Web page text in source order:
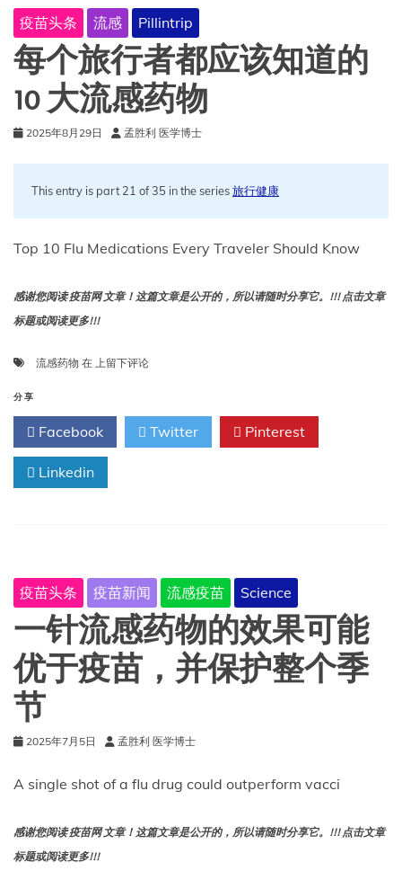
面
显
示
出
前
景
疫苗头条 流感 Pillintrip
每个旅行者都应该知道的
10 大流感药物
2025年8月29日 孟胜利 医学博士
This entry is part 21 of 35 in the series旅行健康
Top 10 Flu Medications Every Traveler Should Know
感谢您阅读 疫苗网 文章！这篇文章是公开的，所以请随时分享它。!!! 点击文章
标题或阅读更多!!!
流感药物 在 每
行
者
都
该
大
流
感
药
物
上留下评论
分享
Facebook Twitter Pinterest
Linkedin
疫苗头条 疫苗新闻 流感疫苗 Science
一针流感药物的效果可能
优于疫苗，并保护整个季
节
2025年7月5日 孟胜利 医学博士
A single shot of a flu drug could outperform vacci
感谢您阅读 疫苗网 文章！这篇文章是公开的，所以请随时分享它。!!! 点击文章
标题或阅读更多!!!